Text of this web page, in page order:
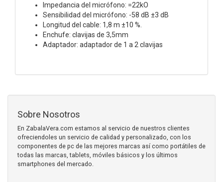
Impedancia del micrófono: =22kO
Sensibilidad del micrófono: -58 dB ±3 dB
Longitud del cable: 1,8 m ±10 %.
Enchufe: clavijas de 3,5mm
Adaptador: adaptador de 1 a 2 clavijas
Sobre Nosotros
En ZabalaVera.com estamos al servicio de nuestros clientes
ofreciendoles un servicio de calidad y personalizado, con los
componentes de pc de las mejores marcas así como portátiles de
todas las marcas, tablets, móviles básicos y los últimos
smartphones del mercado.